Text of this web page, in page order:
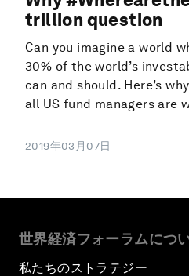
trillion question
Can you imagine a world
30% of the world’s
can and should. Here’s
all US fund managers are
2019年03月07日
世界経済フォーラムにつ
私たちのストラテジー